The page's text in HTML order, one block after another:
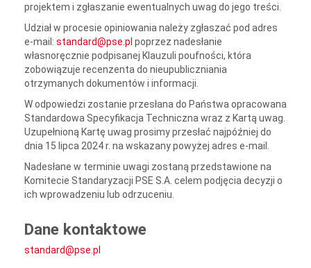
projektem i zgłaszanie ewentualnych uwag do jego treści.
Udział w procesie opiniowania należy zgłaszać pod adres
e-mail: standard@pse.pl poprzez nadesłanie
własnoręcznie podpisanej Klauzuli poufności, która
zobowiązuje recenzenta do nieupubliczniania
otrzymanych dokumentów i informacji.
W odpowiedzi zostanie przesłana do Państwa opracowana
Standardowa Specyfikacja Techniczna wraz z Kartą uwag.
Uzupełnioną Kartę uwag prosimy przesłać najpóźniej do
dnia 15 lipca 2024 r. na wskazany powyżej adres e-mail.
Nadesłane w terminie uwagi zostaną przedstawione na
Komitecie Standaryzacji PSE S.A. celem podjęcia decyzji o
ich wprowadzeniu lub odrzuceniu.
Dane kontaktowe
standard@pse.pl